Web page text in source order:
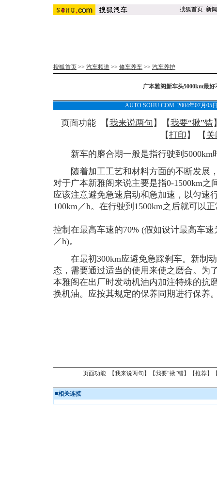
搜狐首页-新闻
搜狐首页 >> 汽车频道 >> 修车养车 >> 汽车养护
广本雅阁新车头5000km最
AUTO.SOHU.COM 2004年07月
页面功能 【我来说两句 】【我要“揪”错
【打印 】 【 关
新车的磨合期一般是指行驶到5000km
随着加工工艺和材料方面的不断发展
对于广本新雅阁来说主要是指0-1500km之
应该注意避免急速启动和急加速，以匀速
100km／h。在行驶到1500km之后就可以
控制在最高车速的70% (假如设计最高车速
／h)。
在最初300km应避免急踩刹车。新制动
态，需要通过适当的使用来使之磨合。为
本雅阁在出厂时发动机油内加注特殊的抗
换机油。应按其规定的保养同期进行保养
页面功能 【我来说两句 】【我要“揪”错】【推荐】
■相关连接